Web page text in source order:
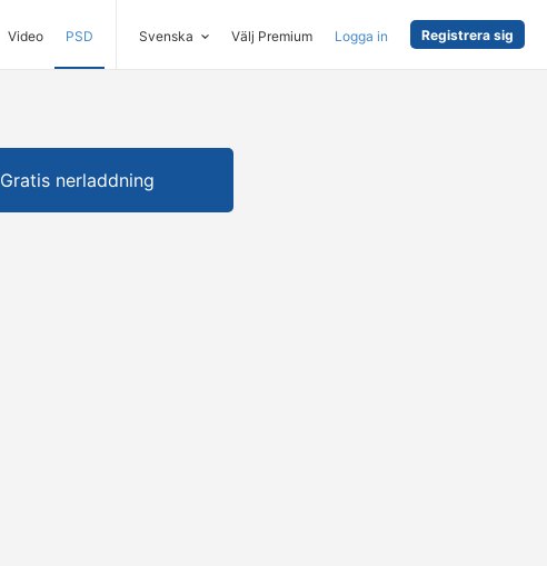
Video PSD Svenska Välj Premium Logga in Registrera sig
Gratis nerladdning